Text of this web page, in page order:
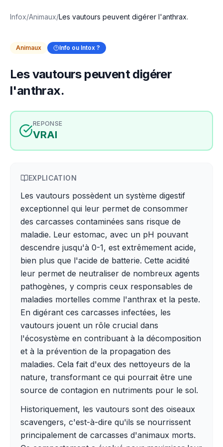
Infox/Animaux/Les vautours peuvent digérer l'anthrax.
Animaux Info ou Intox ?
Les vautours peuvent digérer
l'anthrax.
REPONSE
VRAI
EXPLICATION
Les vautours possèdent un système digestif
exceptionnel qui leur permet de consommer
des carcasses contaminées sans risque de
maladie. Leur estomac, avec un pH pouvant
descendre jusqu'à 0-1, est extrêmement acide,
bien plus que l'acide de batterie. Cette acidité
leur permet de neutraliser de nombreux agents
pathogènes, y compris ceux responsables de
maladies mortelles comme l'anthrax et la peste.
En digérant ces carcasses infectées, les
vautours jouent un rôle crucial dans
l'écosystème en contribuant à la décomposition
et à la prévention de la propagation des
maladies. Cela fait d'eux des nettoyeurs de la
nature, transformant ce qui pourrait être une
source de contagion en nutriments pour le sol.
Historiquement, les vautours sont des oiseaux
scavengers, c'est-à-dire qu'ils se nourrissent
principalement de carcasses d'animaux morts.